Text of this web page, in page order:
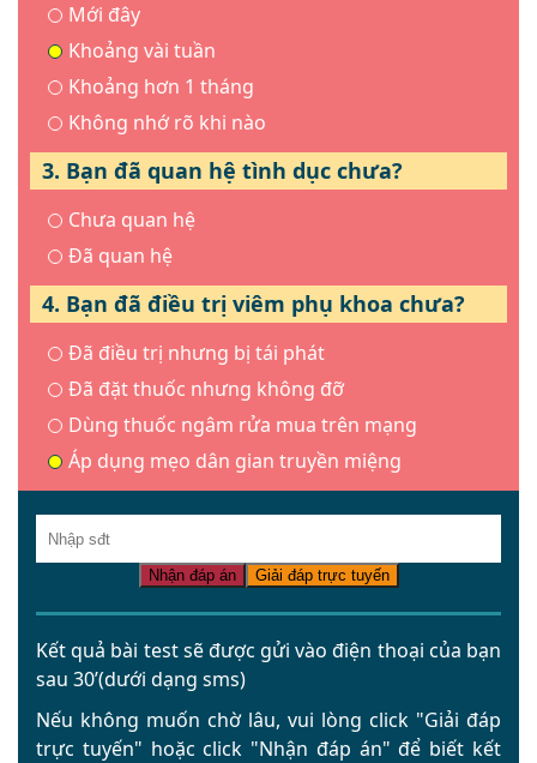
Mới đây
Khoảng vài tuần
Khoảng hơn 1 tháng
Không nhớ rõ khi nào
3. Bạn đã quan hệ tình dục chưa?
Chưa quan hệ
Đã quan hệ
4. Bạn đã điều trị viêm phụ khoa chưa?
Đã điều trị nhưng bị tái phát
Đã đặt thuốc nhưng không đỡ
Dùng thuốc ngâm rửa mua trên mạng
Áp dụng mẹo dân gian truyền miệng
Kết quả bài test sẽ được gửi vào điện thoại của bạn
sau 30’(dưới dạng sms)
Nếu không muốn chờ lâu, vui lòng click "Giải đáp
trực tuyến" hoặc click "Nhận đáp án" để biết kết
Nhận đáp án Giải đáp trực tuyến